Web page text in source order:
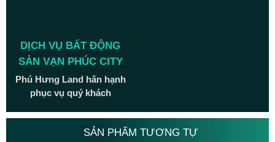
DỊCH VỤ BẤT ĐỘNG
SẢN VẠN PHÚC CITY
Phú Hưng Land hân hạnh
phục vụ quý khách
SẢN PHẨM TƯƠNG TỰ